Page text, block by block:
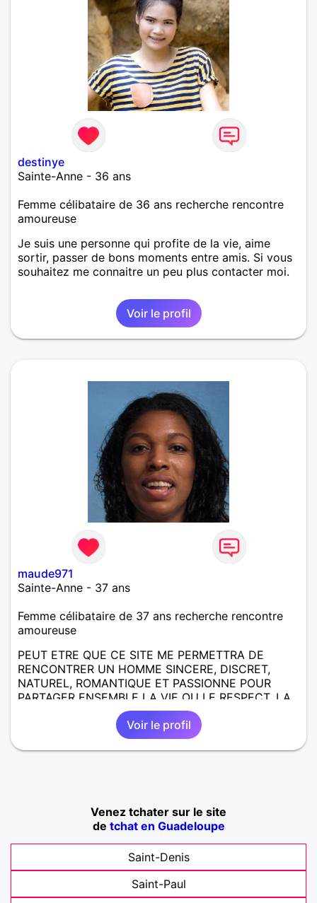
destinye
Sainte-Anne - 36 ans
Femme célibataire de 36 ans recherche rencontre
amoureuse
Je suis une personne qui profite de la vie, aime
sortir, passer de bons moments entre amis. Si vous
souhaitez me connaitre un peu plus contacter moi.
Voir le profil
maude971
Sainte-Anne - 37 ans
Femme célibataire de 37 ans recherche rencontre
amoureuse
PEUT ETRE QUE CE SITE ME PERMETTRA DE
RENCONTRER UN HOMME SINCERE, DISCRET,
NATUREL, ROMANTIQUE ET PASSIONNE POUR
PARTAGER ENSEMBLE LA VIE OU LE RESPECT, LA
CONFIANCE, LA COMPLICITE ET L'AMOUR !!!!
Voir le profil
Venez tchater sur le site
de tchat en Guadeloupe
Saint-Denis
Saint-Paul